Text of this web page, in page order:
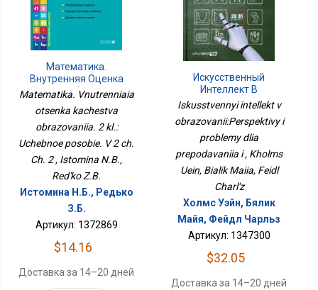
Математика.
Внутренняя Оценка
Качества Образования.
В 2 Ч. Ч. 2
Matematika. Vnutrenniaia
otsenka kachestva
obrazovaniia. 2 kl.:
Uchebnoe posobie. V 2 ch.
Ch. 2 , Istomina N.B.,
Red'ko Z.B.
Истомина Н.Б., Редько
З.Б.
Артикул: 1372869
$14.16
Доставка за 14–20 дней
Искусственный
Интеллект В
Образовании:Перспективы
И Проблемы Для
Преподавания И
Iskusstvennyi intellekt v
obrazovanii:Perspektivy i
problemy dlia
prepodavaniia i , Kholms
Uein, Bialik Maiia, Feidl
Charl'z
Холмс Уэйн, Бялик
Майя, Фейдл Чарльз
Артикул: 1347300
$32.05
Доставка за 14–20 дней